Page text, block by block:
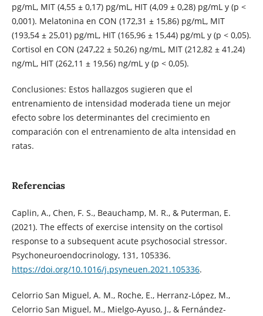
pg/mL, MIT (4,55 ± 0,17) pg/mL, HIT (4,09 ± 0,28) pg/mL y (p <
0,001). Melatonina en CON (172,31 ± 15,86) pg/mL, MIT
(193,54 ± 25,01) pg/mL, HIT (165,96 ± 15,44) pg/mL y (p < 0,05).
Cortisol en CON (247,22 ± 50,26) ng/mL, MIT (212,82 ± 41,24)
ng/mL, HIT (262,11 ± 19,56) ng/mL y (p < 0,05).
Conclusiones: Estos hallazgos sugieren que el
entrenamiento de intensidad moderada tiene un mejor
efecto sobre los determinantes del crecimiento en
comparación con el entrenamiento de alta intensidad en
ratas.
Referencias
Caplin, A., Chen, F. S., Beauchamp, M. R., & Puterman, E.
(2021). The effects of exercise intensity on the cortisol
response to a subsequent acute psychosocial stressor.
Psychoneuroendocrinology, 131, 105336.
https://doi.org/10.1016/j.psyneuen.2021.105336.
Celorrio San Miguel, A. M., Roche, E., Herranz-López, M.,
Celorrio San Miguel, M., Mielgo-Ayuso, J., & Fernández-